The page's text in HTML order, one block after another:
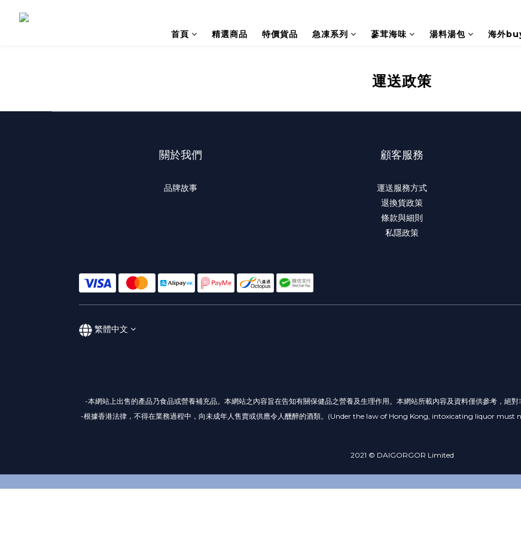
首頁 精選商品 特價貨品 急凍系列 蔘茸海味 湯料湯包 海外
運送政策
關於我們
品牌故事
顧客服務
運送服務方式
退換貨政策
條款與細則
私隱政策
繁體中文
-本網站上出售的產品乃食品或營養補充品。本網站之內容旨在告知有關保健品之營養及生理作用。本網站所載內容及資料僅供參考，絕
-根據香港法律，不得在業務過程中，向未成年人售賣或供應令人醺醉的酒類。(Under the law of Hong Kong, intoxicating liquor
2021 © DAIGORGOR Limited